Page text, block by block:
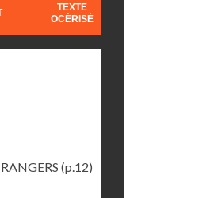
TEXTE
OCÉRISÉ
(p.12)